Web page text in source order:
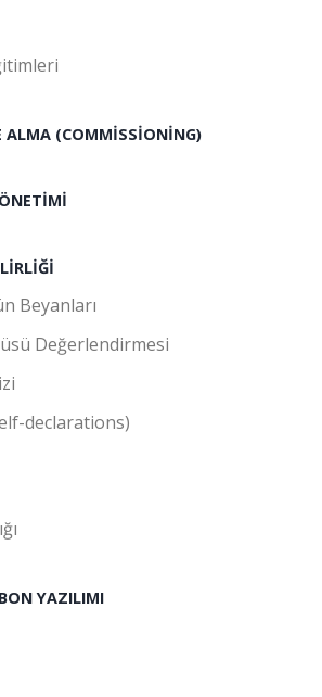
ALMA (COMMISSIONING)
Beyanları
Değerlendirmesi
declarations)
YAZILIMI